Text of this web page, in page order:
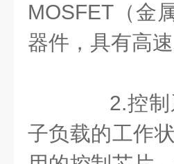
MOSFET（金
器件，具有高
2.控制系
子负载的工作